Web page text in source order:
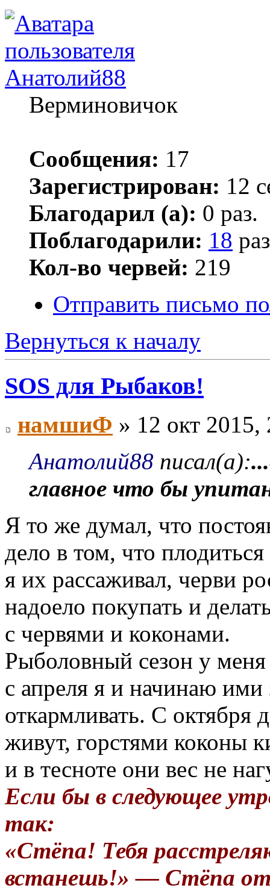
Анатолий88
Верминовичок
Сообщения: 17
Зарегистрирован: 12
Благодарил (а): 0 раз.
Поблагодарили: 18
Кол-во червей: 219
Отправить письмо
Вернуться к началу
SOS для Рыбаков!
намшиФ » 12 окт 2015,
Анатолий88 писал(а):
главное что бы
Я то же думал, что
дело в том, что
я их рассаживал, черви
надоело покупать и
с червями и коконами.
Рыболовный сезон у
с апреля я и начинаю ими
откармливать. С октября
живут, горстями коконы
и в тесноте они вес не
Если бы в следующее
так:
«Стёпа! Тебя
встанешь!» — Стёпа